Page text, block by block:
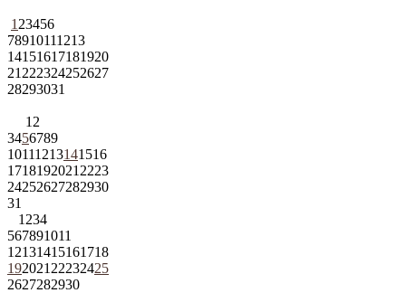
1 23456
78910111213
14151617181920
21 222324252627
28293031
1 2
3456789
10111213141516
1718192021 2223
24252627282930
31
1 234
567891011
12131415161718
192021 22232425
2627282930